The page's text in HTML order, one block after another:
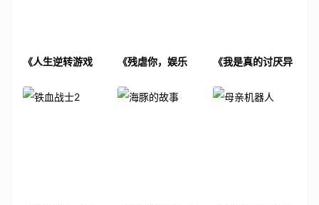
《人生逆转游戏
《残虐你，娱乐
《我是真的讨厌异
案